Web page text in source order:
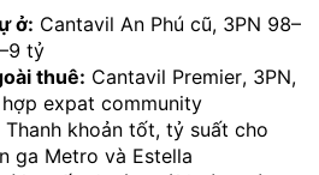
ở: Cantavil An Phú cũ, 3PN 98–
tỷ
thuê: Cantavil Premier, 3PN,
expat community
Thanh khoản tốt, tỷ suất cho
ga Metro và Estella